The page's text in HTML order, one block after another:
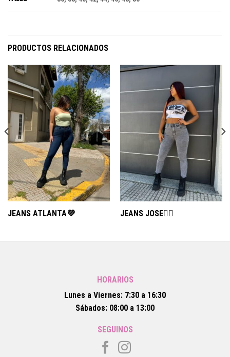
PRODUCTOS RELACIONADOS
JEANS ATLANTA💜 JEANS JOSE❤️‍🔥
HORARIOS
Lunes a Viernes: 7:30 a 16:30
Sábados: 08:00 a 13:00
SEGUINOS